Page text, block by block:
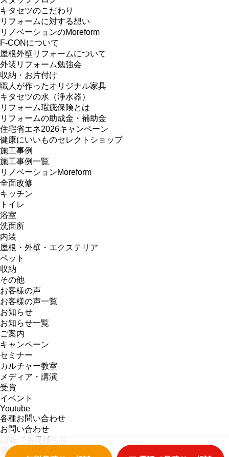
キタセツのこだわり
リフォームに対する想い
リノベーションのMoreform
F-CONについて
屋根外壁リフォームについて
外装リフォーム勉強会
収納・お片付け
職人が作ったオリジナル家具
キタセツの水（浄水器）
リフォーム瑕疵保険とは
リフォームの助成金・補助金
住宅省エネ2026キャンペーン
健康にいいものセレクトショップ
施工事例
施工事例一覧
リノベーションMoreform
全面改修
キッチン
トイレ
浴室
洗面所
内装
屋根・外壁・エクステリア
ペット
収納
その他
お客様の声
お客様の声一覧
お知らせ
お知らせ一覧
ご案内
キャンペーン
セミナー
カルチャー教室
メディア・講演
受賞
イベント
Youtube
各種お問い合わせ
お問い合わせ
LINEでお見積もり
資料請求